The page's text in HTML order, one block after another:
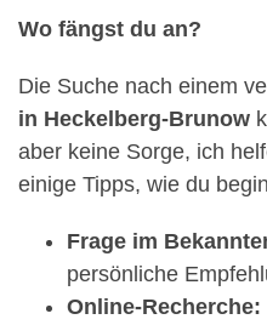
Wo fängst du an?
Die Suche nach einem
in Heckelberg-Brunow
aber keine Sorge, ich
einige Tipps, wie du
Frage im
persönliche
Online-Recherche: